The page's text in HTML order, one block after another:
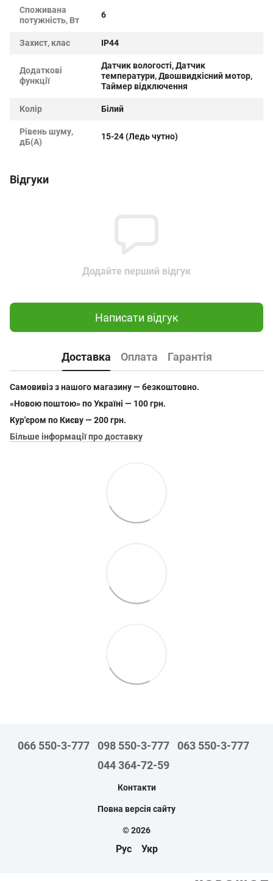
Споживана
потужність, Вт
6
Захист, клас IP44
Додаткові
функції
Датчик вологості, Датчик
температури, Двошвидкісний мотор,
Таймер відключення
Колір Білий
Рівень шуму,
дБ(А)
15-24 (Ледь чутно)
Відгуки
Додайте перший відгук
Написати відгук
Доставка Оплата Гарантія
Самовивіз з нашого магазину — безкоштовно.
«Новою поштою» по Україні — 100 грн.
Кур'єром по Києву — 200 грн.
Більше інформації про доставку
066 550-3-777 098 550-3-777
063 550-3-777
044 364-72-59
Контакти
Повна версія сайту
© 2026
Рус Укр